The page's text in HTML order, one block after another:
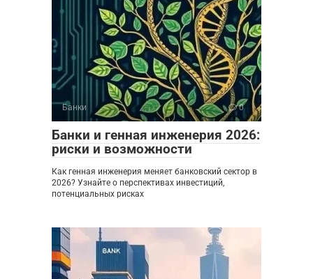
Банки 0
Банки и генная инженерия 2026:
риски и возможности
Как генная инженерия меняет банковский сектор в
2026? Узнайте о перспективах инвестиций,
потенциальных рисках